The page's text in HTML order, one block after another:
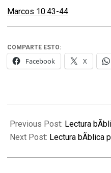
Marcos 10:43-44
COMPARTE ESTO:
Facebook X
03-
07
Previous Post: Lectura
Next Post: Lectura bÃ­blica